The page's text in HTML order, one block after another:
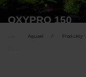
OXYPRO 150
Aquael Produkty